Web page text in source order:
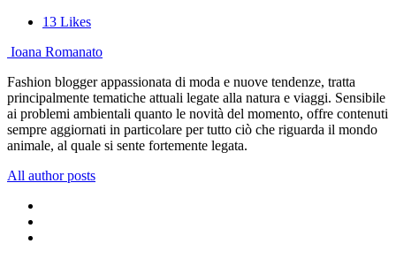
13 Likes
Ioana Romanato
Fashion blogger appassionata di moda e nuove tendenze, tratta
principalmente tematiche attuali legate alla natura e viaggi. Sensibile
ai problemi ambientali quanto le novità del momento, offre contenuti
sempre aggiornati in particolare per tutto ciò che riguarda il mondo
animale, al quale si sente fortemente legata.
All author posts